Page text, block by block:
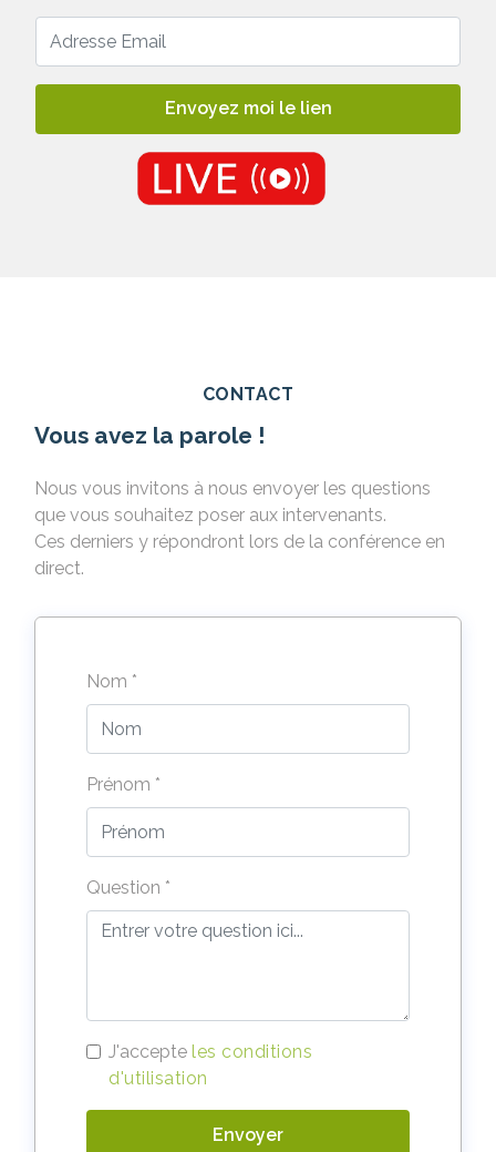
Envoyez moi le lien
CONTACT
Vous avez la parole !
Nous vous invitons à nous envoyer les questions
que vous souhaitez poser aux intervenants.
Ces derniers y répondront lors de la conférence en
direct.
Nom *
Prénom *
Question *
J'accepte les conditions
d'utilisation
Envoyer